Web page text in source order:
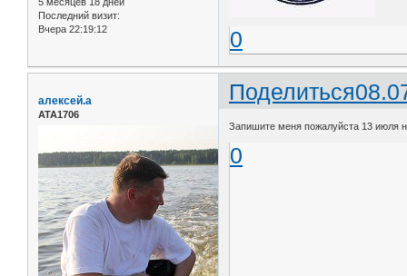
Последний визит:
Вчера 22:19:12
0
Поделиться
алексей.а
АТА1706
Запишите меня пожалуйста 13 июля
0